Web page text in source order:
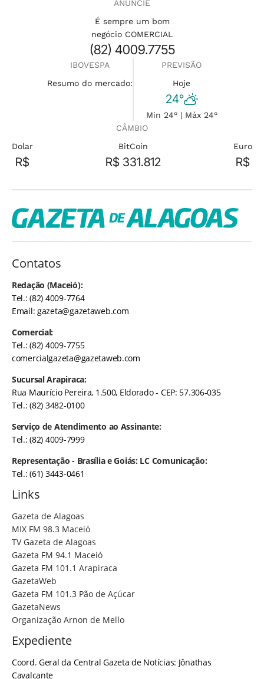
ANUNCIE
É sempre um bom
negócio COMERCIAL
(82) 4009.7755
IBOVESPA
Resumo do mercado:
PREVISÃO
Hoje
24°
Min 24° | Máx 24°
CÂMBIO
Dolar
R$
BitCoin
R$ 331.812
Euro
R$
Contatos
Redação (Maceió):
Tel.: (82) 4009-7764
Email:gazeta@gazetaweb.com
Comercial:
Tel.: (82) 4009-7755
comercialgazeta@gazetaweb.com
Sucursal Arapiraca:
Rua Maurício Pereira, 1.500, Eldorado - CEP: 57.306-035
Tel.: (82) 3482-0100
Serviço de Atendimento ao Assinante:
Tel.: (82) 4009-7999
Representação - Brasília e Goiás: LC Comunicação:
Tel.: (61) 3443-0461
Links
Gazeta de Alagoas
MIX FM 98.3 Maceió
TV Gazeta de Alagoas
Gazeta FM 94.1 Maceió
Gazeta FM 101.1 Arapiraca
GazetaWeb
Gazeta FM 101.3 Pão de Açúcar
GazetaNews
Organização Arnon de Mello
Expediente
Coord. Geral da Central Gazeta de Notícias: Jônathas
Cavalcante